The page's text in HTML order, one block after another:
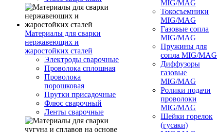
Материалы для сварки
нержавеющих и
жаростойких сталей
Электроды сварочные
Проволока сплошная
Проволока
порошковая
Прутки присадочные
Флюс сварочный
Ленты сварочные
MIG/MAG
Токосъемники
MIG/MAG
Газовые сопла
MIG/MAG
Пружины для
сопла MIG/MAG
Диффузоры
газовые
MIG/MAG
Ролики подачи
проволоки
MIG/MAG
Шейки горелок
(гусаки)